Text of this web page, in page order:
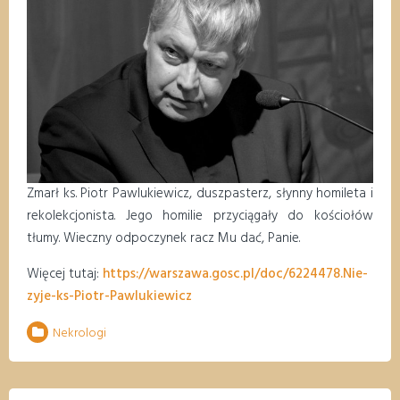
Zmarł ks. Piotr Pawlukiewicz, duszpasterz, słynny homileta i
rekolekcjonista. Jego homilie przyciągały do kościołów
tłumy. Wieczny odpoczynek racz Mu dać, Panie.
Więcej tutaj: https://warszawa.gosc.pl/doc/6224478.Nie-
zyje-ks-Piotr-Pawlukiewicz
Nekrologi